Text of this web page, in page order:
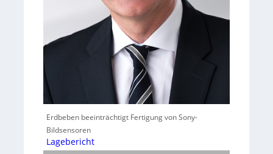
Erdbeben beeinträchtigt Fertigung von Sony-
Bildsensoren
Lagebericht